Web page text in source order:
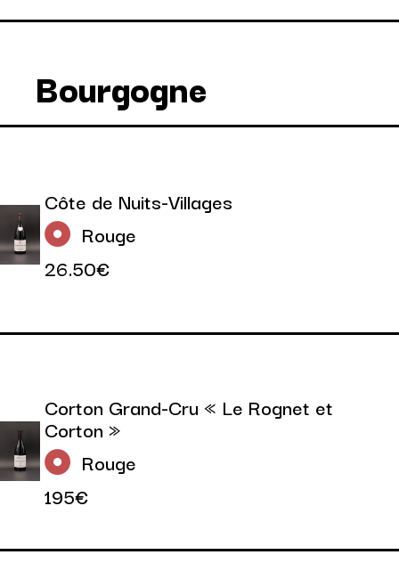
Bourgogne
Côte de Nuits-Villages
Rouge
26.50€
Corton Grand-Cru « Le Rognet et
Corton »
Rouge
195€